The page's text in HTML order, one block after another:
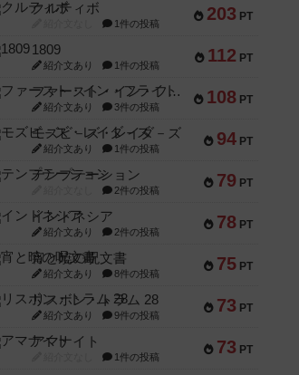
203 PT
クルティボ
1件の投稿
112 PT
1809
紹介文あり 1件の投稿
108 PT
ファースト・イン・フライト
紹介文あり 3件の投稿
94 PT
モズビ－ズ・レイダ－ズ
紹介文あり 1件の投稿
79 PT
テンプテーション
2件の投稿
78 PT
インドネシア
紹介文あり 2件の投稿
75 PT
宵と暁の呪文書
紹介文あり 8件の投稿
73 PT
リスボン・トラム 28
紹介文あり 9件の投稿
73 PT
アマナイト
1件の投稿